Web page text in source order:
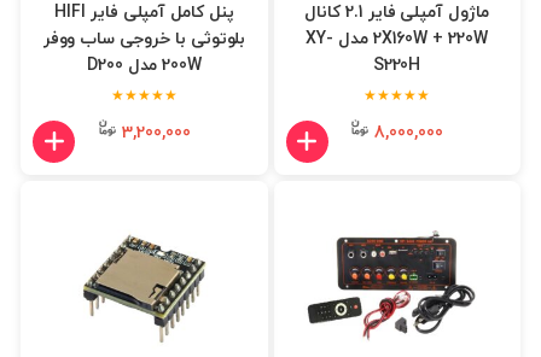
ماژول آمپلی فایر 2.1 کانال
2X160W + 220W مدل XY-
S220H
★★★★★
8,000,000
پنل کامل آمپلی فایر HIFI
بلوتوثی با خروجی ساب ووفر
200W مدل D200
★★★★★
3,200,000